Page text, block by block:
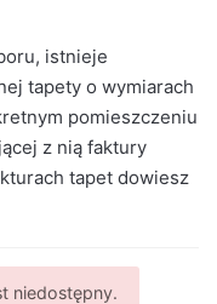
istnieje
tapety o wymiarach
pomieszczeniu
z nią faktury
tapet dowiesz
niedostępny.